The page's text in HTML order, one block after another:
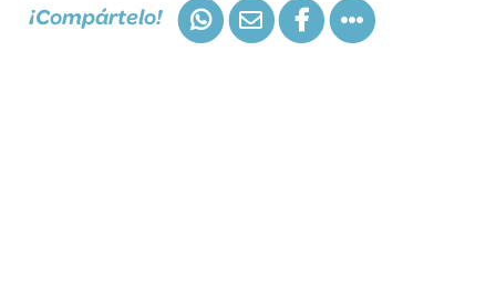
¡Compártelo!